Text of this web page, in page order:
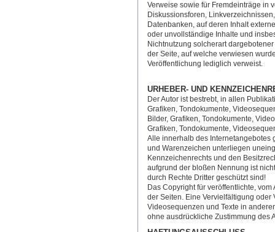
Verweise sowie für Fremdeinträge in
Diskussionsforen,
Datenbanken, auf deren Inhalt
oder unvollständige Inhalte und
Nichtnutzung solcherart
der Seite, auf welche verwiesen
Veröffentlichung lediglich verweist.
URHEBER- UND
Der Autor ist bestrebt, in allen
Grafiken, Tondokumente,
Bilder, Grafiken, Tondokumente,
Grafiken, Tondokumente,
Alle innerhalb des Internetangebotes
und Warenzeichen unterliegen
Kennzeichenrechts und den
aufgrund der bloßen Nennung ist
durch Rechte Dritter geschützt sind!
Das Copyright für veröffentlichte,
der Seiten. Eine Vervielfältigung oder
Videosequenzen und Texte in
ohne ausdrückliche Zustimmung des